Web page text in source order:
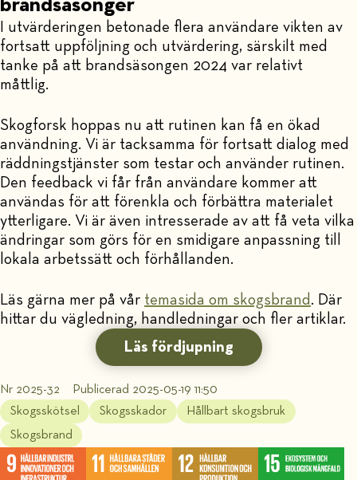
brandsäsonger
I utvärderingen betonade flera användare vikten av
fortsatt uppföljning och utvärdering, särskilt med
tanke på att brandsäsongen 2024 var relativt
måttlig.
Skogforsk hoppas nu att rutinen kan få en ökad
användning. Vi är tacksamma för fortsatt dialog med
räddningstjänster som testar och använder rutinen.
Den feedback vi får från användare kommer att
användas för att förenkla och förbättra materialet
ytterligare. Vi är även intresserade av att få veta vilka
ändringar som görs för en smidigare anpassning till
lokala arbetssätt och förhållanden.
Läs gärna mer på vår temasida om skogsbrand . Där
hittar du vägledning, handledningar och fler artiklar.
Läs fördjupning
Nr 2025-32
Publicerad 2025-05-19 11:50
Skogsskötsel
Skogsskador Hållbart skogsbruk
Skogsbrand